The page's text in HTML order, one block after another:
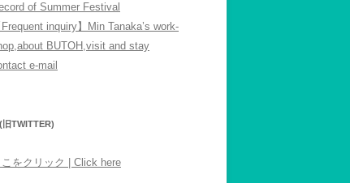
of Summer Festival
Frequent inquiry】Min Tanaka’s work-
BUTOH,visit and stay
e-mail
旧TWITTER)
こをクリック | Click here